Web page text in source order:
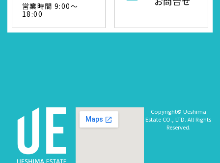
営業時間 9:00～
18:00
Copyright© Ueshima
Estate CO., LTD. All Rights
Reserved.